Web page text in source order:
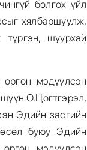
болгох үйл
хялбаршуулж,
түргэн, шуурхай
мэдүүлсэн
О.Цогтгэрэл,
Эдийн засгийн
буюу Эдийн